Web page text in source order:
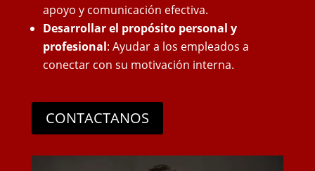
apoyo y comunicación efectiva.
Desarrollar el propósito personal y
profesional: Ayudar a los empleados a
conectar con su motivación interna.
CONTACTANOS